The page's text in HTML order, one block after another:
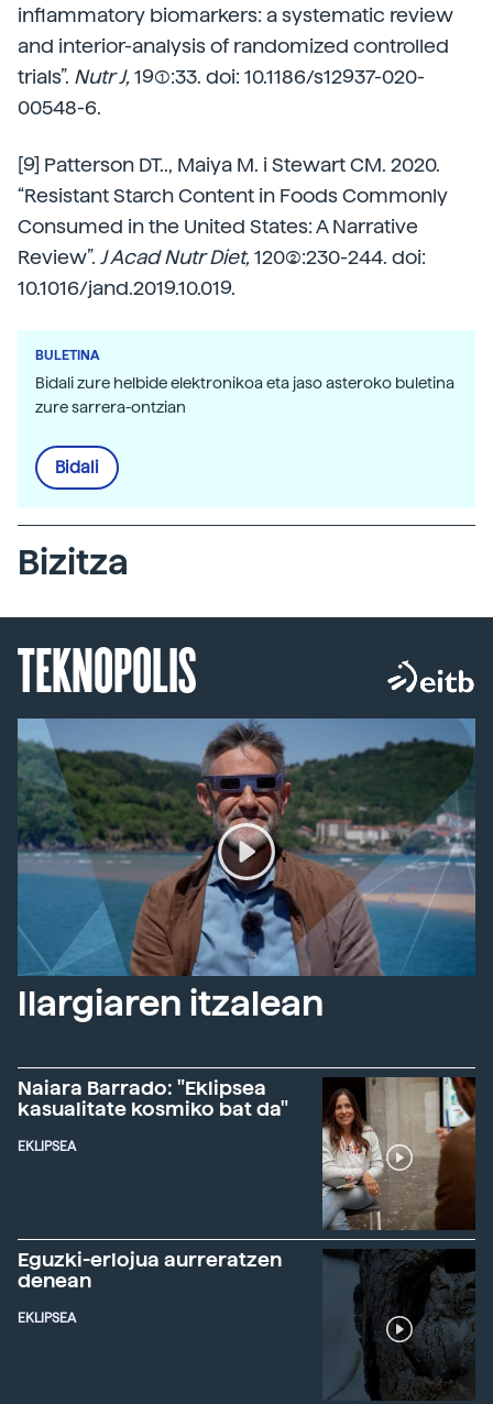
inflammatory biomarkers: a systematic review
and interior-analysis of randomized controlled
trials”. Nutr J,19(1):33. doi: 10.1186/s12937-020-
00548-6.
[9] Patterson DT.., Maiya M. i Stewart CM. 2020.
“Resistant Starch Content in Foods Commonly
Consumed in the United States: A Narrative
Review”. J Acad Nutr Diet,120(2):230-244. doi:
10.1016/jand.2019.10.019.
BULETINA
Bidali zure helbide elektronikoa eta jaso asteroko buletina
zure sarrera-ontzian
Bidali
Bizitza
TEKNOPOLIS
Ilargiaren itzalean
Naiara Barrado: "Eklipsea
kasualitate kosmiko bat da"
EKLIPSEA
Eguzki-erlojua aurreratzen
denean
EKLIPSEA